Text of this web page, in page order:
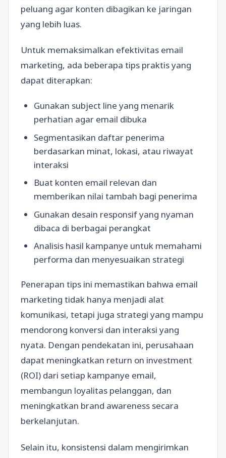
peluang agar konten dibagikan ke jaringan
yang lebih luas.
Untuk memaksimalkan efektivitas email
marketing, ada beberapa tips praktis yang
dapat diterapkan:
Gunakan subject line yang menarik
perhatian agar email dibuka
Segmentasikan daftar penerima
berdasarkan minat, lokasi, atau riwayat
interaksi
Buat konten email relevan dan
memberikan nilai tambah bagi penerima
Gunakan desain responsif yang nyaman
dibaca di berbagai perangkat
Analisis hasil kampanye untuk memahami
performa dan menyesuaikan strategi
Penerapan tips ini memastikan bahwa email
marketing tidak hanya menjadi alat
komunikasi, tetapi juga strategi yang mampu
mendorong konversi dan interaksi yang
nyata. Dengan pendekatan ini, perusahaan
dapat meningkatkan return on investment
(ROI) dari setiap kampanye email,
membangun loyalitas pelanggan, dan
meningkatkan brand awareness secara
berkelanjutan.
Selain itu, konsistensi dalam mengirimkan